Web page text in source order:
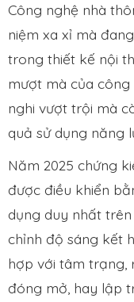
Công nghệ nhà
niệm xa xỉ mà
trong thiết kế nội
mượt mà của
nghi vượt trội mà
quả sử dụng năng
Năm 2025 chứng
được điều khiển
dụng duy nhất
chỉnh độ sáng kết
hợp với tâm trạng,
đóng mở, hay lập